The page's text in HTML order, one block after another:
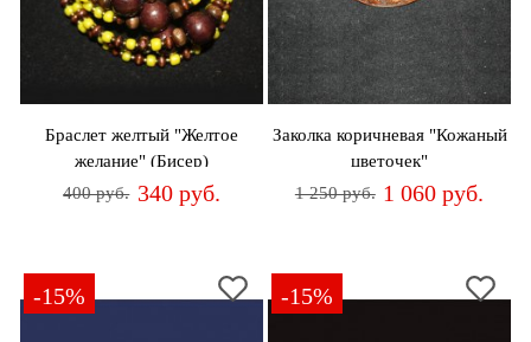
Браслет желтый "Желтое
желание" (Бисер)
400 руб. 340 руб.
Заколка коричневая "Кожаный
цветочек"
1 250 руб. 1 060 руб.
-15% -15%